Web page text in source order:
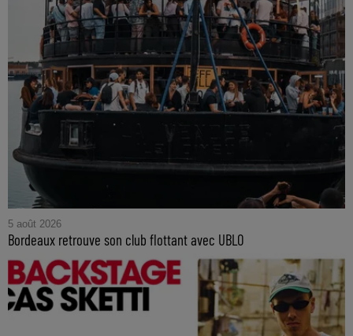
5 août 2026
Bordeaux retrouve son club flottant avec UBLO